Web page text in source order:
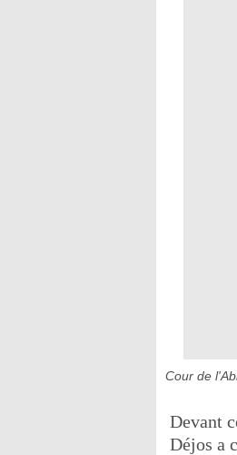
Cour de
Devant
Déjos a